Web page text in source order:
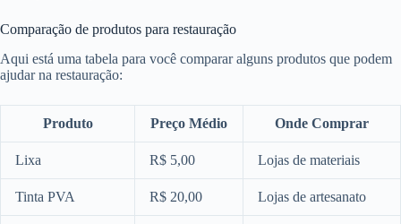
Comparação de produtos para restauração
Aqui está uma tabela para você comparar alguns produtos que podem
ajudar na restauração:
Produto Preço Médio Onde Comprar
Lixa R$ 5,00 Lojas de materiais
Tinta PVA R$ 20,00 Lojas de artesanato